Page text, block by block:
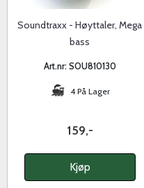
Soundtraxx - Høyttaler, Mega
bass
Art.nr: SOU810130
4 På Lager
159,-
Kjøp